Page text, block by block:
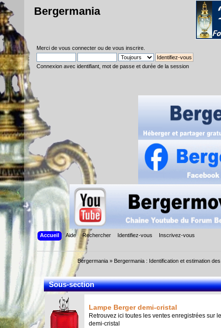
Bergermania
Merci de vous connecter ou de vous inscrire
Connexion avec identifiant, mot de passe et durée de la session
Compte tenu
Accueil Aide Rechercher Identifiez-vous Inscrivez-vous
Bergermania » Bergermania : Identification et estimation
Sous-section
Lampe Berger demi-cristal
Retrouvez ici toutes les ventes enregistrées sur
demi-cristal